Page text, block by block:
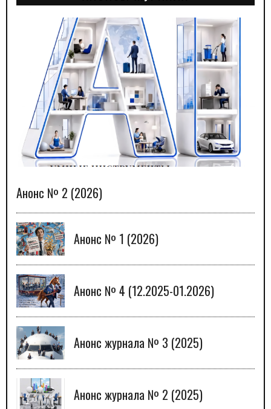
Анонс № 2 (2026)
Анонс № 1 (2026)
Анонс № 4 (12.2025-01.2026)
Анонс журнала № 3 (2025)
Анонс журнала № 2 (2025)